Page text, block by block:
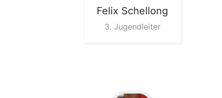
Felix Schellong
3. Jugendleiter